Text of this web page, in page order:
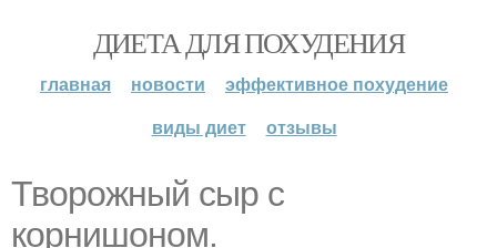
ДИЕТА ДЛЯ ПОХУДЕНИЯ
главная новости
эффективное похудение
виды диет
отзывы
Творожный сыр с
корнишоном.